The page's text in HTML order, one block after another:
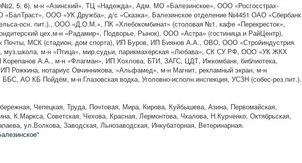
5, 6), м-н «Азинский», ТЦ «Надежда», Адм. МО «Балезинское», ООО «Росгосстрах-
ООО «УК Дружба», д/с «Сказка», Балезинское отделение №4451 ОАО «Сбербанк
осн. пит.)., ООО «Д.О.М.», ПК «Хлебокомбинат» (столовая №1, кафе «Перекресток»,
цех,м-н «Радамир», Подворье, Рынок), ООО «Астра» (гостиница и РайЦентр),
Почты, МСК (стадион, дом спорта), ИП Буров, ИП Биянов А.А., ОВО, ООО «Стройиндустрия
муз.школа, м-н «Птица», мир.судьи, парикмахерская «Любава», СК СУ РФ, ООО «УК ЖКХ
Корепанов А.А., м-н «Флагман», ИП Хохлова, БТИ, ЗАГС, ЦДТ, Ижкомбанк, библиотека,
Рожкина, нотариус Овчинникова, «Альфамед», м-н Магнит, рекламный экран, м-н
ББС, АО КБ Пойдём, м-н Глазовская водка, Уголовно-исполн.инспекция, УСЗН (собес-рез.пит.).
Чепецкая, Труда, Почтовая, Мира, Кирова, Куйбышева, Азина, Первомайская,
К.Маркса, Советская, Чехова, Красная, Лермонтова, Чкалова, Н.Курченко, Октябрьская,
ул.Волкова, Заводская, Льнозаводская, Инкубаторная, Ветеринарная.